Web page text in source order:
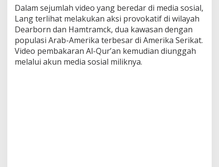
a
r
b
o
r
n
Dalam sejumlah video yang beredar di media sosial,
Lang terlihat melakukan aksi provokatif di wilayah
Dearborn dan Hamtramck, dua kawasan dengan
populasi Arab-Amerika terbesar di Amerika Serikat.
Video pembakaran Al-Qur’an kemudian diunggah
melalui akun media sosial miliknya.